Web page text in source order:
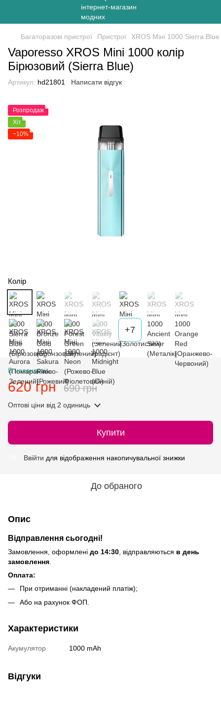
Багаторазові пристрої Пристрої ХRОS Міні 1000 Sierra
Vaporesso XROS Mini 1000 колір
Бірюзовий (Sierra Blue)
Артикул: hd21801 Написати відгук
Розпродаж
Хіт
−10%
Колір
+7
В наявності
620 грн 690 грн
Оптові ціни від 2 одиниць
Купити
Ввійти для відображення накопичувальної знижки
До обраного
Опис
Відправлення сьогодні!
Замовлення, оформлені до 14:30 , відправляються в день
замовлення
Оплата:
При отриманні (накладений платіж);
Або на рахунок ФОП.
Характеристики
Акумулятор 1000 mAh
Відгуки